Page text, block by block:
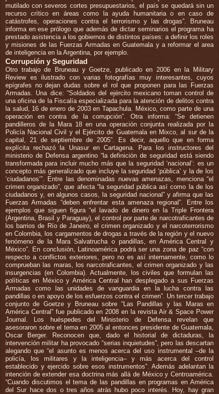
mutilado con severos cortes presupuestarios, el país se quedará sin un
recurso crítico en áreas como la ayuda humanitaria o en caso de
catástrofes, operaciones contra el terrorismo y las drogas”. Bruneau
informa en ese prólogo que además de dictar seminarios el programa ha
prestado asistencia a los gobiernos de distintos países: a definir los roles
y misiones de las Fuerzas Armadas en Guatemala y a reformar el area
de inteligencia en la Argentina, por ejemplo.
Corrupción y Seguridad
Otro trabajo de Bruneau y Goetze, publicado en 2006 en la Military
Review es ilustrado con varias fotografías muy interesantes, cuyos
epígrafes no dejan dudas sobre el rol que proponen para las Fuerzas
Armadas. Una dice: “Soldados del ejército mexicano toman control de
una oficina de la Fiscalía especializada para la atención de delitos contra
la salud, 16 de enero de 2003 en Tapachula. México, como parte de una
operación en contra de la corrupción”. Otra informa: “Se detienen
pandilleros de la Mara 18 en una operación conjunta realizada por la
Policía Nacional Civil y el Ejército de Guatemala en Mixco, al sur de la
capital, 21 de septiembre de 2005”. Es decir, aquello que en forma
explícita rechazó la Unasur en Cartagena. Para los instructores del
ministerio de Defensa argentino “la definición de seguridad está siendo
transformada para incluir mucho más que la seguridad ‘nacional’: es un
concepto más generalizado que incluye la seguridad ‘pública’ y la de los
‘ciudadanos’”. Entre las denominadas nuevas amenazas, menciona “el
crimen organizado”, que afecta “la seguridad pública así como la de los
ciudadanos y, en algunos casos, la seguridad nacional” y afirma que las
Fuerzas Armadas “deben enfrentar esta amenaza regional”. Entre los
ejemplos que siguen figura “el lavado de dinero en la Triple Frontera
(Argentina, Brasil y Paraguay), el control por parte de narcotraficantes de
los barrios de Río de Janeiro, el crimen organizado y el narcoterrorismo
en Colombia, los cargamentos de drogas a través de la región y el nuevo
fenómeno de la Mara Salvatrucha o pandillas, en América Central y
México”. En conclusión, Latinoamérica podrá ser una zona de paz “con
respecto a conflictos exteriores, pero no es así internamente, como lo
comprueban las maras, los narcotraficantes, el crimen organizado y las
insurgencias (en Colombia). Actualmente, los civiles que formulan las
políticas en México y América Central han desplegado a sus Fuerzas
Armadas como las unidades de vanguardia en la lucha contra las
pandillas o en apoyo de los esfuerzos contra el crimen”. Un tercer trabajo
conjunto de Goetze y Bruneau sobre “Las Pandillas y las Maras en
América Central” fue publicado en 2008 en la revista Air & Space Power
Journal. Los huéspedes del Ministerio de Defensa revelan que
asesoraron sobre el tema en 2005 al entonces presidente de Guatemala,
Oscar Berger. Reconocen que, dado el historial de dictaduras, la
intervención militar ha provocado “serias inquietudes”, pero las descartan
alegando que “el asunto es menos acerca del uso instrumental –de la
policía, los militares y la inteligencia– y más acerca del control
establecido y ejercido sobre esos instrumentos”. Además adelantan la
intención de extender esa doctrina más allá de México y Centroamérica.
“Cuando discutimos el tema de las pandillas en programas en América
del Sur hace dos o tres años atrás hubo poco interés. Hoy, hay gran